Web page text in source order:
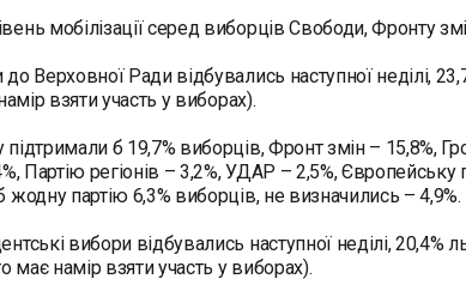
мобілізації серед виборців Свободи, Фронту
Верховної Ради відбувались наступної неділі,
взяти участь у виборах).
підтримали б 19,7% виборців, Фронт змін – 15,8%,
Партію регіонів – 3,2%, УДАР – 2,5%,
жодну партію 6,3% виборців, не визначились – 4,9%.
вибори відбувались наступної неділі,
має намір взяти участь у виборах).